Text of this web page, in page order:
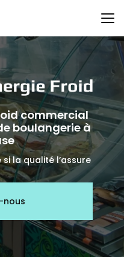
commercial
boulangerie à
la qualité l’assure
nous